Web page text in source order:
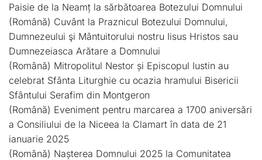
Paisie de la Neamț la sărbătoarea Botezului Domnului
(Română) Cuvânt la Praznicul Botezului Domnului,
Dumnezeului şi Mântuitorului nostru Iisus Hristos sau
Dumnezeiasca Arătare a Domnului
(Română) Mitropolitul Nestor și Episcopul Iustin au
celebrat Sfânta Liturghie cu ocazia hramului Bisericii
Sfântului Serafim din Montgeron
(Română) Eveniment pentru marcarea a 1700 aniversări
a Consiliului de la Niceea la Clamart în data de 21
ianuarie 2025
(Română) Nașterea Domnului 2025 la Comunitatea